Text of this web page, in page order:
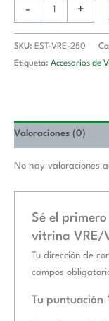
- +
SKU: EST-VRE-250
Etiqueta: Accesorios de
Valoraciones (0)
No hay valoraciones
Sé el
vitrina VRE/
Tu dirección de
campos
Tu puntuación